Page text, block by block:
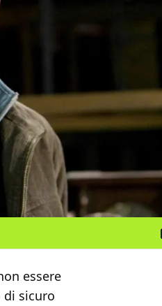
essere
di sicuro